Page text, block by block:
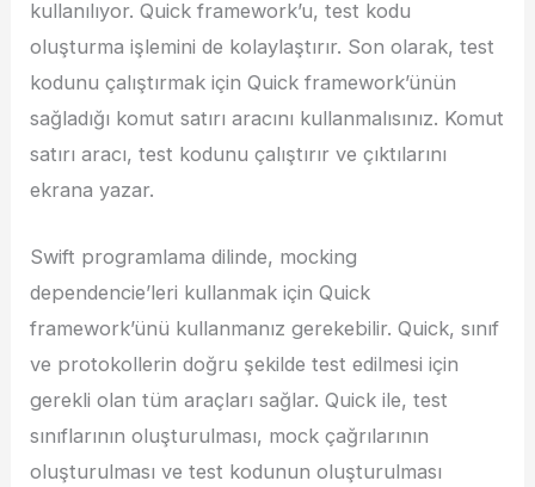
kullanılıyor. Quick framework’u, test kodu
oluşturma işlemini de kolaylaştırır. Son olarak, test
kodunu çalıştırmak için Quick framework’ünün
sağladığı komut satırı aracını kullanmalısınız. Komut
satırı aracı, test kodunu çalıştırır ve çıktılarını
ekrana yazar.
Swift programlama dilinde, mocking
dependencie’leri kullanmak için Quick
framework’ünü kullanmanız gerekebilir. Quick, sınıf
ve protokollerin doğru şekilde test edilmesi için
gerekli olan tüm araçları sağlar. Quick ile, test
sınıflarının oluşturulması, mock çağrılarının
oluşturulması ve test kodunun oluşturulması